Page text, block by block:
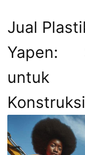
Jual
Yapen:
untuk